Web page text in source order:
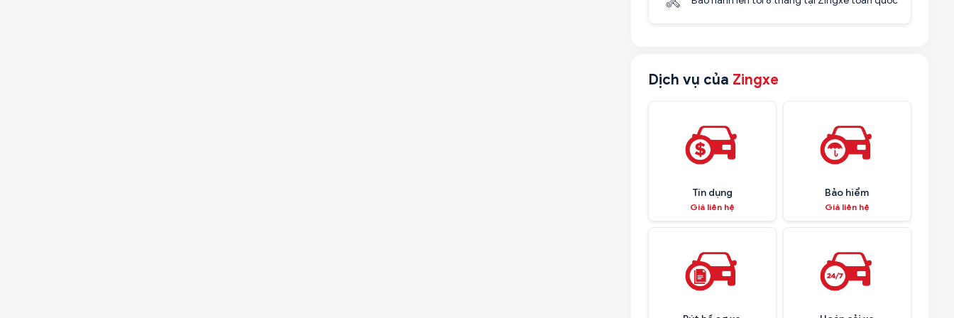
Dịch vụ của Zingxe
Tín dụng
Giá liên hệ
Bảo hiểm
Giá liên hệ